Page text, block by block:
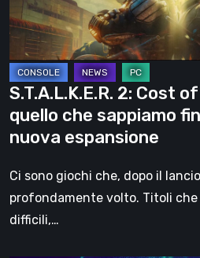
quello
che
sappiamo
fino
ad
ora
sulla
nuova
espansione
S.T.A.L.K.E.R. 2: Cost
quello che sappiamo
nuova espansione
Ci sono giochi che, dopo il
profondamente volto. Titoli
difficili,…